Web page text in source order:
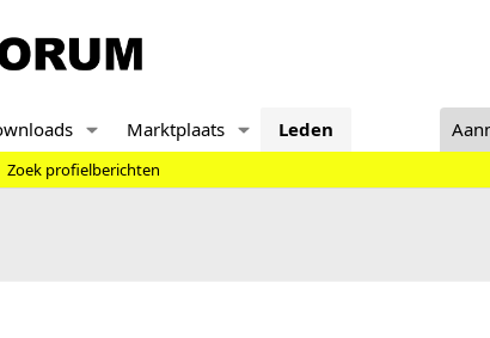
Marktplaats Leden
Zoek profielberichten